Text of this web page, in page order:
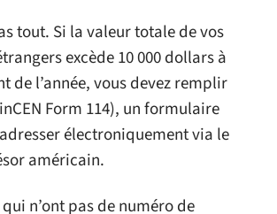
tout. Si la valeur totale de vos
excède 10 000 dollars à
de l’année, vous devez remplir
Form 114), un formulaire
électroniquement via le
américain.
n’ont pas de numéro de